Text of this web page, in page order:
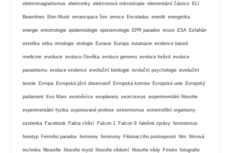
elektromagnetismus elektronky elektronová mikroskopie elementární částice ELI
Beamlines Elon Musk emancipace žen emoce Enceladus eneolit energetika
energie entomologie epidemiologie epistemologie EPR paradox eroze ESA Esfahán
estetika etika etnologie etologie Eurasie Europa eutanazie evidence based
medicine evoluce evoluce člověka evoluce genomu evoluce hvězd evoluce
parasitismu evoluce virulence evoluční biologie evoluční psychologie evoluční
teorie Evropa Evropská jižní observatoř Evropská komise Evropská unie Evropský
parlament Exo Mars exoměsíce exoplanety exorcismus experimentální filosofie
experimentální fyzika exponované profese extremismus extremofilní organismy
ezoterika Facebook Fakta vítězí Falcon 1 Falcon 9 falešné zprávy feminismus
fenotyp Fermiho paradox fermiony feromony Fibonacciho posloupnost film filmová
technika filosofie filosofie mysli filosofie vědomí filosofie vědy Finsko fotografie